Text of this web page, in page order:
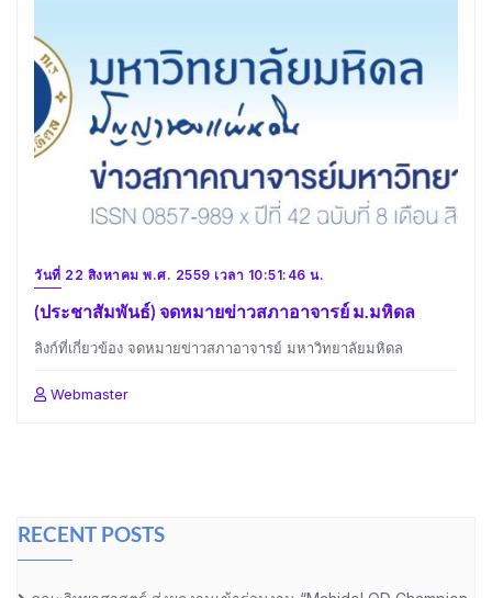
วันที่ 22 สิงหาคม พ.ศ. 2559 เวลา 10:51:46 น.
(ประชาสัมพันธ์) จดหมายข่าวสภาอาจารย์ ม.มหิดล
ลิงก์ที่เกี่ยวข้อง จดหมายข่าวสภาอาจารย์ มหาวิทยาลัยมหิดล
Webmaster
RECENT POSTS